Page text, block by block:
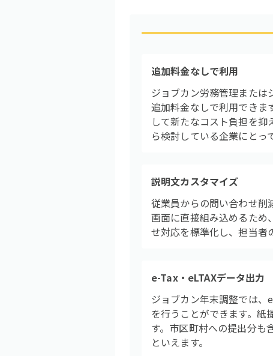
追加料金なしで利用
ジョブカン労務管理または
追加料金なしで利用できま
して新たなコスト負担を
ら検討している企業にとっ
説明文カスタマイズ
従業員からの問い合わせ削
画面に直接組み込めるため
せ対応を標準化し、担当者
e-Tax・eLTAXデータ出力
ジョブカン年末調整では、
を行うことができます。
す。市区町村への提出分も
といえます。